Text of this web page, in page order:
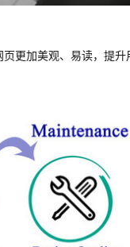
更加美观、易读，提升